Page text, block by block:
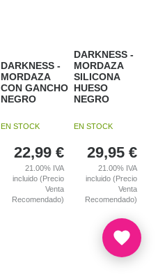
DARKNESS -
MORDAZA
CON GANCHO
NEGRO
EN STOCK
22,99 €
21.00% IVA
incluido (Precio
Venta
Recomendado)
DARKNESS -
MORDAZA
SILICONA
HUESO
NEGRO
EN STOCK
29,95 €
21.00% IVA
incluido (Precio
Venta
Recomendado)